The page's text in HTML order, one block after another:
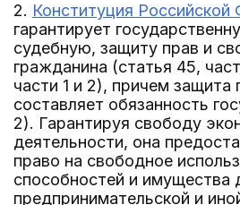
2. Конституция Российской
гарантирует
судебную, защиту прав и
гражданина (статья 45,
части 1 и 2), причем защита
составляет обязанность
2). Гарантируя свободу
деятельности, она
право на свободное
способностей и имущества
предпринимательской и